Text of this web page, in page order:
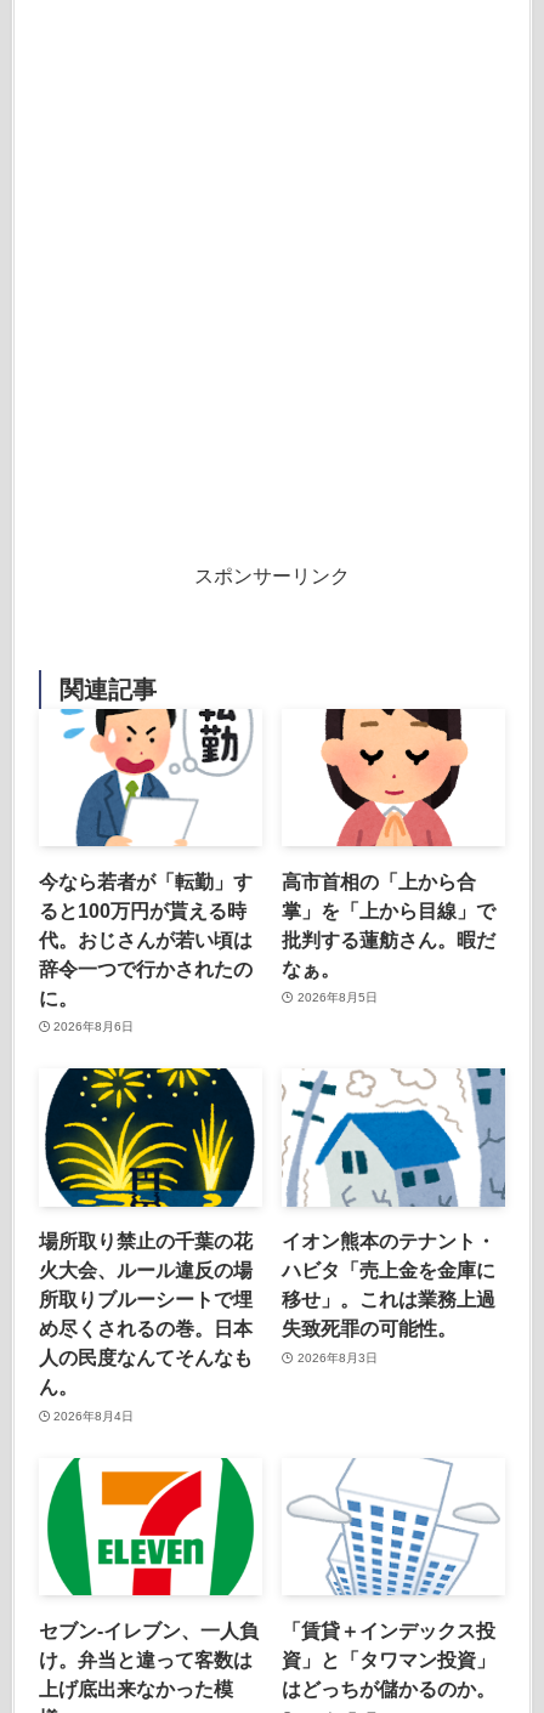
スポンサーリンク
関連記事
今なら若者が「転勤」す
ると100万円が貰える時
代。おじさんが若い頃は
辞令一つで行かされたの
に。
2026年8月6日
高市首相の「上から合
掌」を「上から目線」で
批判する蓮舫さん。暇だ
なぁ。
2026年8月5日
場所取り禁止の千葉の花
火大会、ルール違反の場
所取りブルーシートで埋
め尽くされるの巻。日本
人の民度なんてそんなも
ん。
2026年8月4日
イオン熊本のテナント・
ハビタ「売上金を金庫に
移せ」。これは業務上過
失致死罪の可能性。
2026年8月3日
セブン-イレブン、一人負
け。弁当と違って客数は
上げ底出来なかった模
「賃貸＋インデックス投
資」と「タワマン投資」
はどっちが儲かるのか。